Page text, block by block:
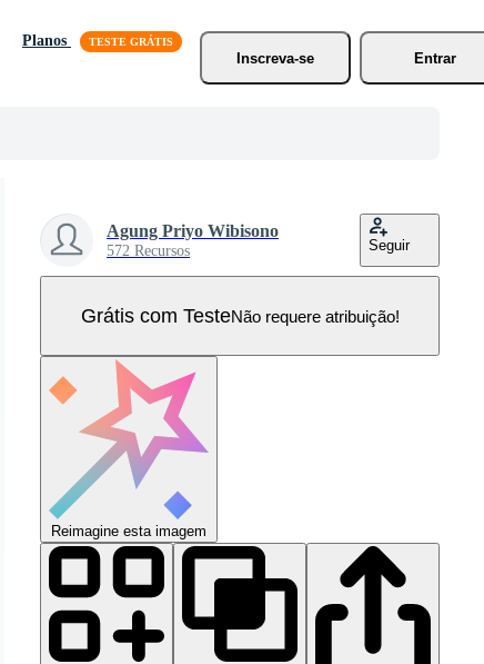
Planos
Inscreva-se
Entrar
Agung Priyo Wibisono
572 Recursos Seguir
Grátis com TesteNão requere atribuição!
Reimagine esta imagem